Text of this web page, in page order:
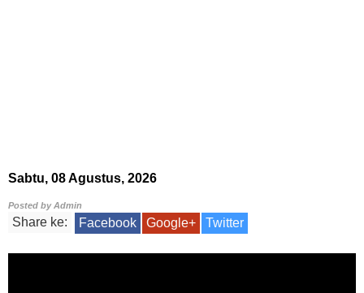
Sabtu, 08 Agustus, 2026
Posted byAdmin
Share ke: Facebook Google+ Twitter